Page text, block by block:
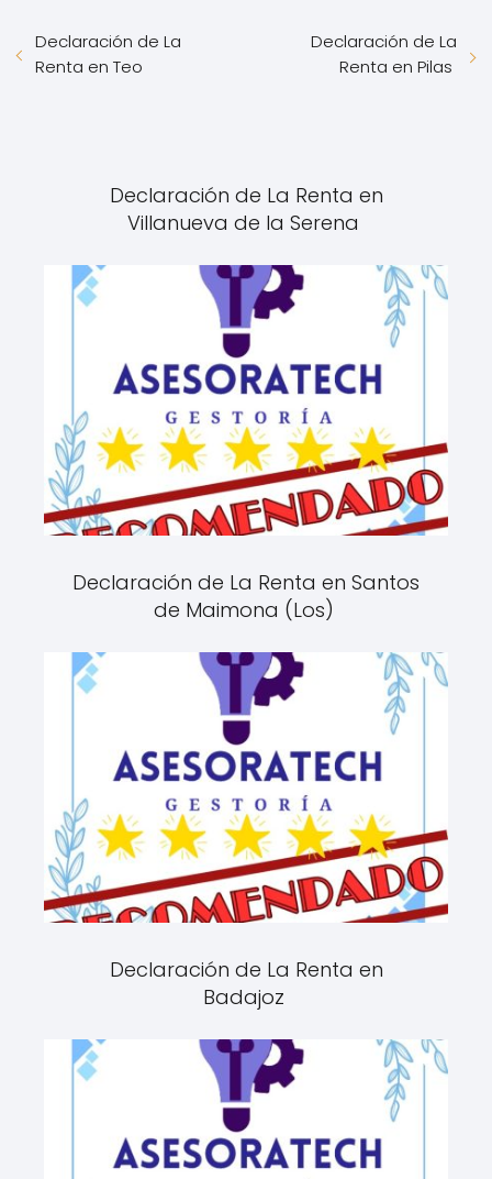
Declaración de La
Renta en Teo
Declaración de La
Renta en Pilas
Declaración de La Renta en
Villanueva de la Serena
Declaración de La Renta en Santos
de Maimona (Los)
Declaración de La Renta en
Badajoz